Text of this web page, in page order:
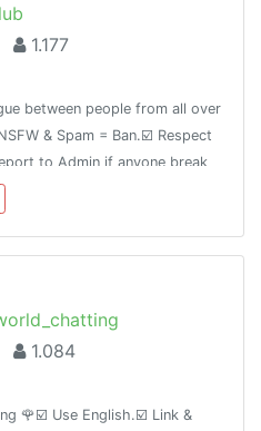
1.177
between people from all over
& Spam = Ban.☑️ Respect
to Admin if anyone break
♥️🌹🌹🌹🌹🌹🌹🌹🌹🌹🌹🌹🌹
1.084
🌹☑️ Use English.☑️ Link &